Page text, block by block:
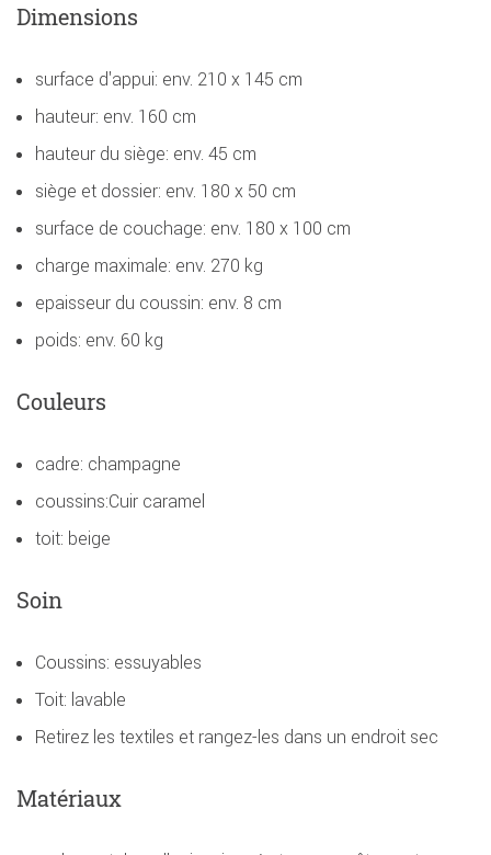
Dimensions
surface d'appui: env. 210 x 145 cm
hauteur: env. 160 cm
hauteur du siège: env. 45 cm
siège et dossier: env. 180 x 50 cm
surface de couchage: env. 180 x 100 cm
charge maximale: env. 270 kg
epaisseur du coussin: env. 8 cm
poids: env. 60 kg
Couleurs
cadre: champagne
coussins:Cuir caramel
toit: beige
Soin
Coussins: essuyables
Toit: lavable
Retirez les textiles et rangez-les dans un endroit sec
Matériaux